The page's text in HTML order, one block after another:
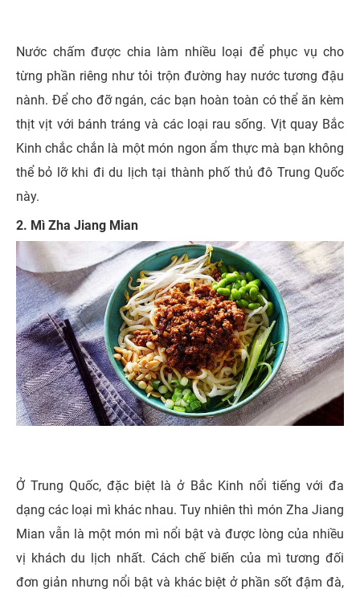
Nước chấm được chia làm nhiều loại để phục vụ cho
từng phần riêng như tỏi trộn đường hay nước tương đậu
nành. Để cho đỡ ngán, các bạn hoàn toàn có thể ăn kèm
thịt vịt với bánh tráng và các loại rau sống. Vịt quay Bắc
Kinh chắc chắn là một món ngon ẩm thực mà bạn không
thể bỏ lỡ khi đi du lịch tại thành phố thủ đô Trung Quốc
này.
2. Mì Zha Jiang Mian
Ở Trung Quốc, đặc biệt là ở Bắc Kinh nổi tiếng với đa
dạng các loại mì khác nhau. Tuy nhiên thì món Zha Jiang
Mian vẫn là một món mì nổi bật và được lòng của nhiều
vị khách du lịch nhất. Cách chế biến của mì tương đối
đơn giản nhưng nổi bật và khác biệt ở phần sốt đậm đà,